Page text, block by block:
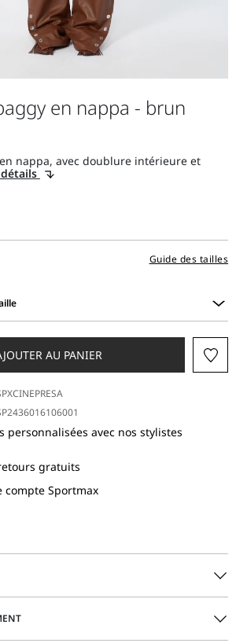
en nappa - brun
nappa, avec doublure intérieure et
Guide des tailles
AU PANIER
personnalisées avec nos stylistes
gratuits
compte Sportmax
nappa, avec doublure intérieure et